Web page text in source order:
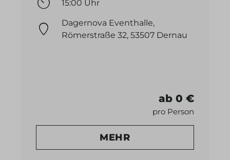
15:00 Uhr
Dagernova Eventhalle,
Römerstraße 32, 53507 Dernau
ab 0 €
pro Person
MEHR